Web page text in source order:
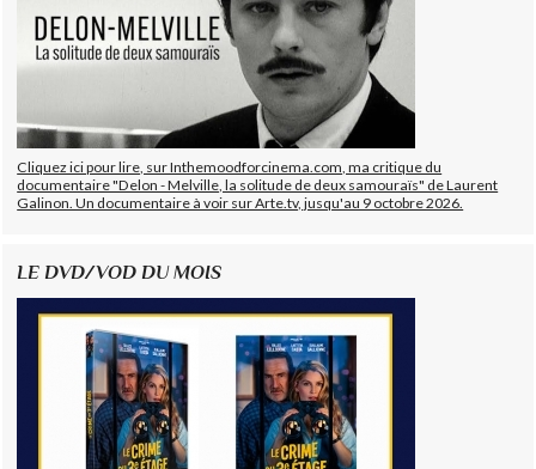
Cliquez ici pour lire, sur Inthemoodforcinema.com, ma critique du
documentaire "Delon - Melville, la solitude de deux samouraïs" de Laurent
Galinon. Un documentaire à voir sur Arte.tv, jusqu'au 9 octobre 2026.
LE DVD/VOD DU MOIS